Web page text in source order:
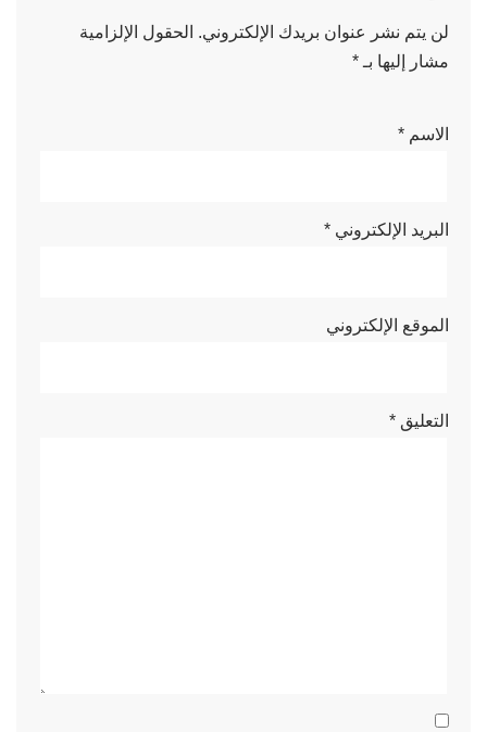
لن يتم نشر عنوان بريدك الإلكتروني. الحقول الإلزامية
مشار إليها بـ *
الاسم *
البريد الإلكتروني *
الموقع الإلكتروني
التعليق *